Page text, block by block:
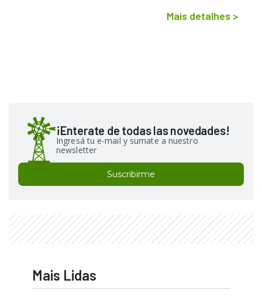
Mais detalhes >
¡Enterate de todas las novedades!
Ingresá tu e-mail y sumate a nuestro
newsletter
Suscribirme
Mais Lidas